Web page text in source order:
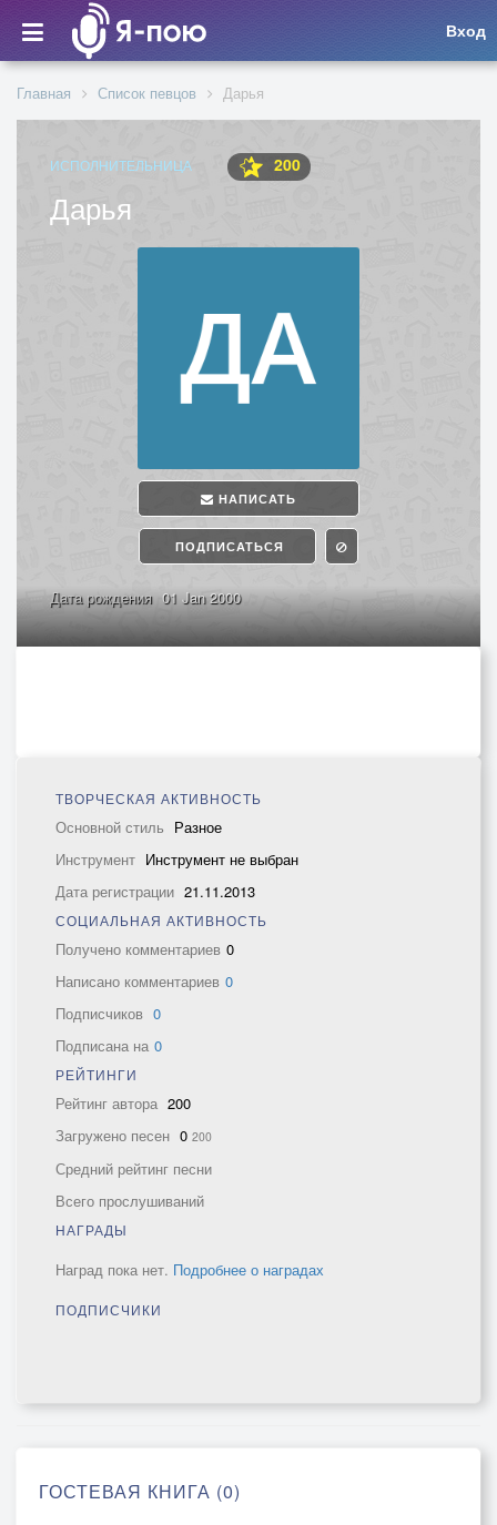
Вход
Главная Список певцов Дарья
ИСПОЛНИТЕЛЬНИЦА 200
Дарья
НАПИСАТЬ
ПОДПИСАТЬСЯ
Дата рождения 01 Jan 2000
ТВОРЧЕСКАЯ АКТИВНОСТЬ
Основной стиль Разное
Инструмент Инструмент не выбран
Дата регистрации 21.11.2013
СОЦИАЛЬНАЯ АКТИВНОСТЬ
Получено комментариев 0
Написано комментариев 0
Подписчиков 0
Подписана на 0
РЕЙТИНГИ
Рейтинг автора 200
Загружено песен 0 200
Средний рейтинг песни
Всего прослушиваний
НАГРАДЫ
Наград пока нет. Подробнее о наградах
ПОДПИСЧИКИ
ГОСТЕВАЯ КНИГА (0)